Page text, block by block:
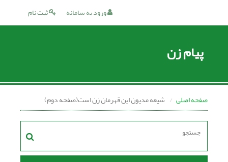
ثبت نام ورود به سامانه
پیام زن
صفحه اصلی شیعه مدیون این قهرمان زن است(صفحه دوم)